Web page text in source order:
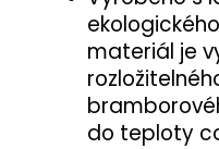
materiál je
do teploty